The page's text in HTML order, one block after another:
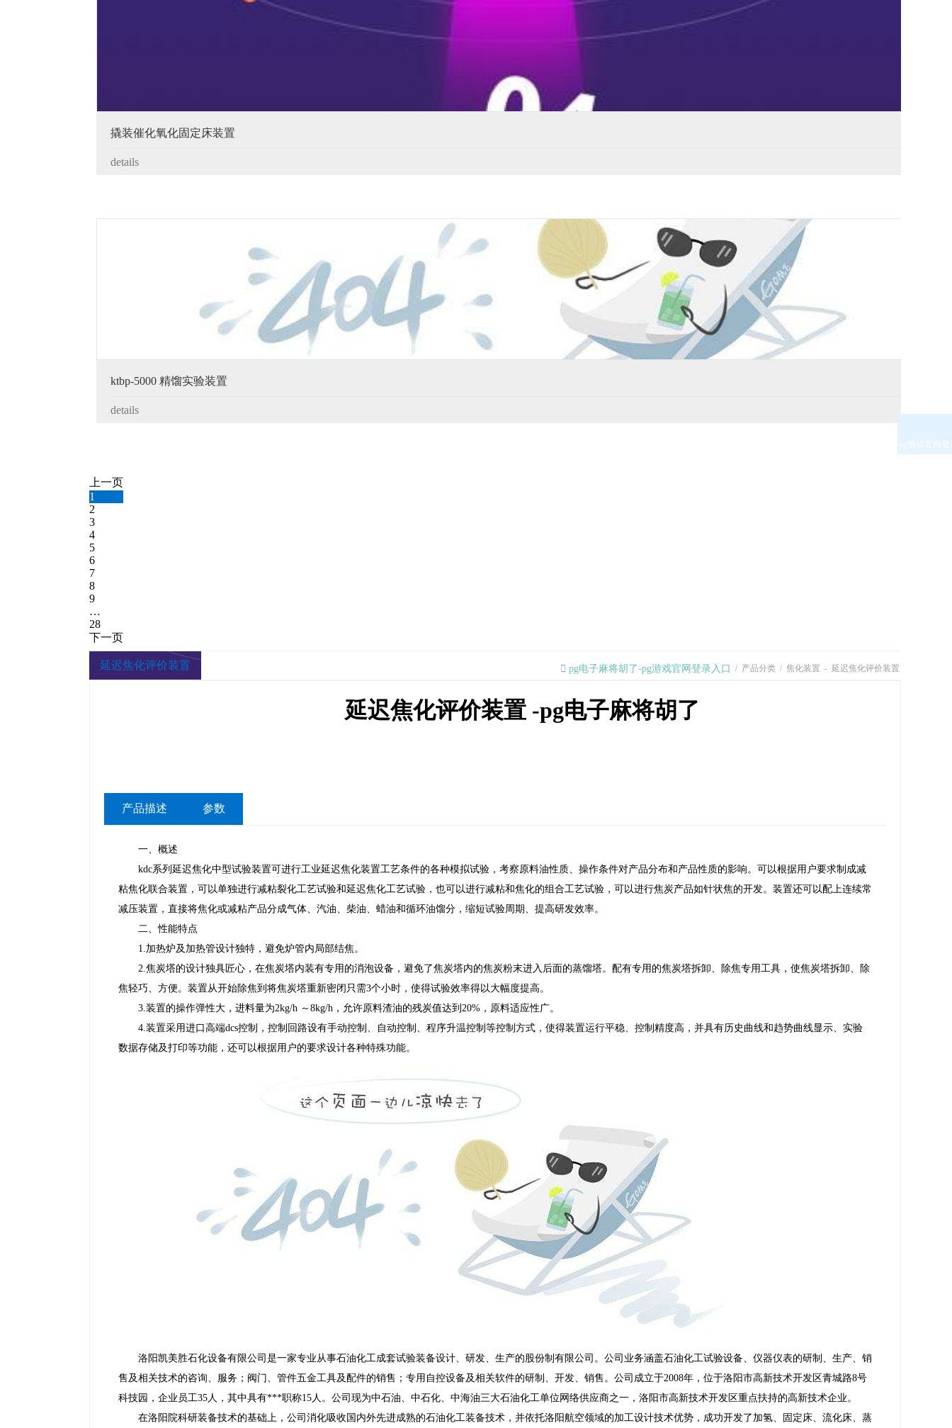
撬装催化氧化固定床装置
details
ktbp-5000 精馏实验装置
details
上一页
1
2
3
4
5
6
7
8
9
…
28
下一页
pg电子麻将胡了-pg游戏官网登录入口 / 产品分类 / 焦化装置 - 延迟焦化评价装置
延迟焦化评价装置
延迟焦化评价装置 -pg电子麻将胡了
产品描述 参数
一、概述
kdc系列延迟焦化中型试验装置可进行工业延迟焦化装置工艺条件的各种模拟试验，考察原料油性质、操作条件对产品分布和产品性质的影响。可以根据用户要求制成减
粘焦化联合装置，可以单独进行减粘裂化工艺试验和延迟焦化工艺试验，也可以进行减粘和焦化的组合工艺试验，可以进行焦炭产品如针状焦的开发。装置还可以配上连续常
减压装置，直接将焦化或减粘产品分成气体、汽油、柴油、蜡油和循环油馏分，缩短试验周期、提高研发效率。
二、性能特点
1.加热炉及加热管设计独特，避免炉管内局部结焦。
2.焦炭塔的设计独具匠心，在焦炭塔内装有专用的消泡设备，避免了焦炭塔内的焦炭粉末进入后面的蒸馏塔。配有专用的焦炭塔拆卸、除焦专用工具，使焦炭塔拆卸、除
焦轻巧、方便。装置从开始除焦到将焦炭塔重新密闭只需3个小时，使得试验效率得以大幅度提高。
3.装置的操作弹性大，进料量为2kg/h ～8kg/h，允许原料渣油的残炭值达到20%，原料适应性广。
4.装置采用进口高端dcs控制，控制回路设有手动控制、自动控制、程序升温控制等控制方式，使得装置运行平稳、控制精度高，并具有历史曲线和趋势曲线显示、实验
数据存储及打印等功能，还可以根据用户的要求设计各种特殊功能。
洛阳凯美胜石化设备有限公司是一家专业从事石油化工成套试验装备设计、研发、生产的股份制有限公司。公司业务涵盖石油化工试验设备、仪器仪表的研制、生产、销
售及相关技术的咨询、服务；阀门、管件五金工具及配件的销售；专用自控设备及相关软件的研制、开发、销售。公司成立于2008年，位于洛阳市高新技术开发区青城路8号
科技园，企业员工35人，其中具有***职称15人。公司现为中石油、中石化、中海油三大石油化工单位网络供应商之一，洛阳市高新技术开发区重点扶持的高新技术企业。
在洛阳院科研装备技术的基础上，公司消化吸收国内外先进成熟的石油化工装备技术，并依托洛阳航空领域的加工设计技术优势，成功开发了加氢、固定床、流化床、蒸
pg游戏官网登